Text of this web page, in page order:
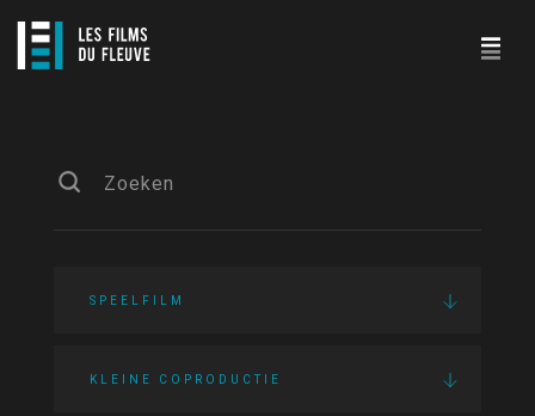
SPEELFILM
KLEINE COPRODUCTIE